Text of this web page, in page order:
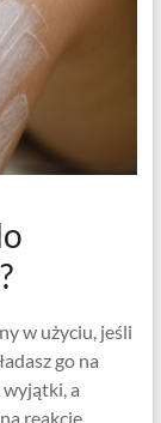
w użyciu, jeśli
go na
a
reakcję